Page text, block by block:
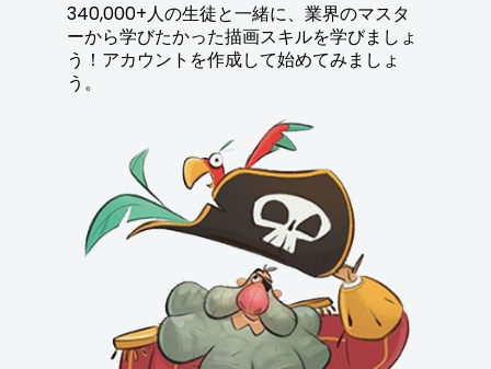
340,000+人の生徒と一緒に、業界のマスタ
ーから学びたかった描画スキルを学びましょ
う！アカウントを作成して始めてみましょ
う。